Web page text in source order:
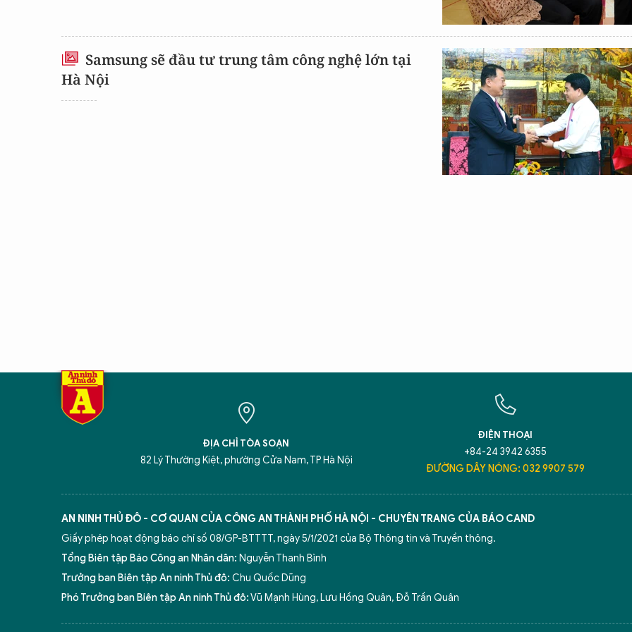
Samsung sẽ đầu tư trung tâm công nghệ lớn tại
Hà Nội
ĐỊA CHỈ TÒA SOẠN
82 Lý Thường Kiệt, phường Cửa Nam, TP Hà Nội
ĐIỆN THOẠI
+84-24 3942 6355
ĐƯỜNG DÂY NÓNG: 032 9907 579
AN NINH THỦ ĐÔ - CƠ QUAN CỦA CÔNG AN THÀNH PHỐ HÀ NỘI - CHUYÊN TRANG CỦA BÁO CAND
Giấy phép hoạt động báo chí số 08/GP-BTTTT, ngày 5/1/2021 của Bộ Thông tin và Truyền thông.
Tổng Biên tập Báo Công an Nhân dân: Nguyễn Thanh Bình
Trưởng ban Biên tập An ninh Thủ đô: Chu Quốc Dũng
Phó Trưởng ban Biên tập An ninh Thủ đô:Vũ Mạnh Hùng, Lưu Hồng Quân, Đỗ Trần Quân
5 điểm nghẽn của Hà Nội
giải pháp xử lý
50 năm Báo An ninh Thủ đô